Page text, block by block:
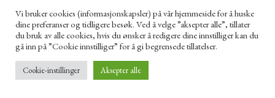
Vi bruker cookies (informasjonskapsler) på vår hjemmeside for å huske
dine preferanser og tidligere besøk. Ved å velge ”aksepter alle”, tillater
du bruk av alle cookies, hvis du ønsker å redigere dine innstilliger kan du
gå inn på ”Cookie innstilliger” for å gi begrensede tillatelser.
Cookie-instillinger Aksepter alle